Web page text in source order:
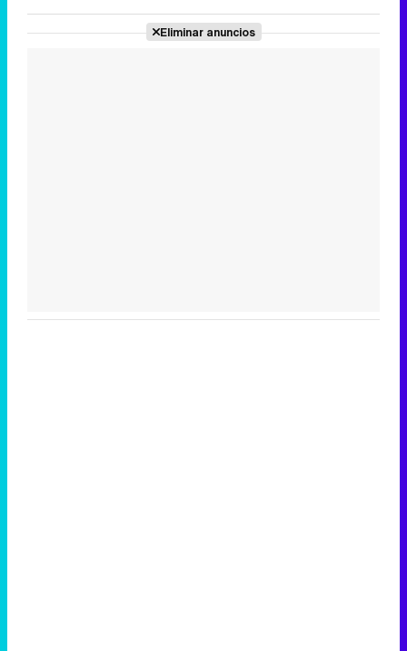
Eliminar anuncios